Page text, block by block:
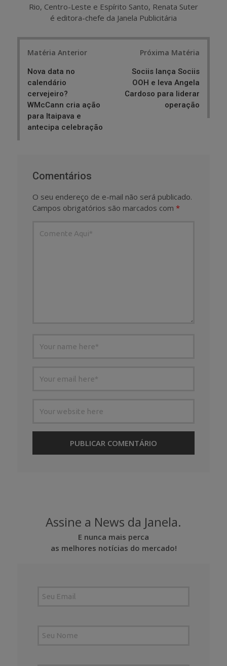
Rio, Centro-Leste e Espírito Santo, Renata Suter
é editora-chefe da Janela Publicitária
Matéria Anterior
Nova data no
calendário
cervejeiro?
WMcCann cria ação
para Itaipava e
antecipa celebração
Próxima Matéria
Sociis lança Sociis
OOH e leva Angela
Cardoso para liderar
operação
Comentários
O seu endereço de e-mail não será publicado.
Campos obrigatórios são marcados com *
Assine a News da Janela.
E nunca mais perca
as melhores notícias do mercado!